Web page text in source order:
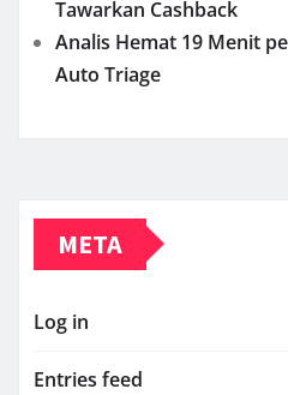
Tawarkan Cashback
Analis Hemat 19 Menit
Auto Triage
META
Log in
Entries feed